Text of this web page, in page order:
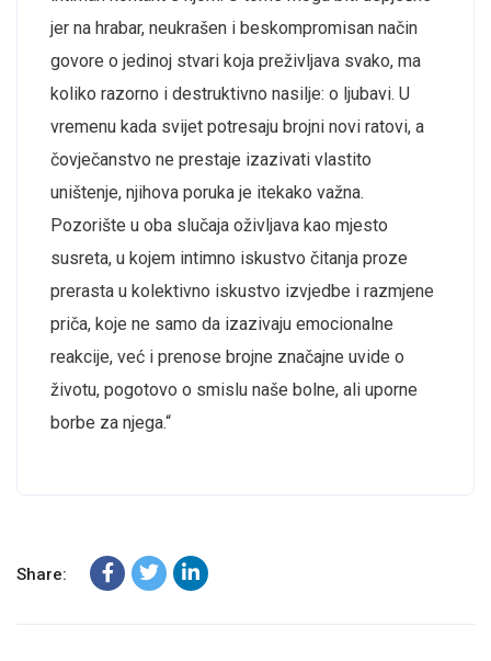
jer na hrabar, neukrašen i beskompromisan način
govore o jedinoj stvari koja preživljava svako, ma
koliko razorno i destruktivno nasilje: o ljubavi. U
vremenu kada svijet potresaju brojni novi ratovi, a
čovječanstvo ne prestaje izazivati vlastito
uništenje, njihova poruka je itekako važna.
Pozorište u oba slučaja oživljava kao mjesto
susreta, u kojem intimno iskustvo čitanja proze
prerasta u kolektivno iskustvo izvjedbe i razmjene
priča, koje ne samo da izazivaju emocionalne
reakcije, već i prenose brojne značajne uvide o
životu, pogotovo o smislu naše bolne, ali uporne
borbe za njega.“
Share: